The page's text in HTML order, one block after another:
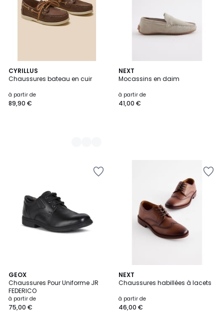
CYRILLUS
Chaussures bateau en cuir
à partir de
89,90 €
2
Couleurs
NEXT
Mocassins en daim
à partir de
41,00 €
GEOX
Chaussures Pour Uniforme JR
FEDERICO
à partir de
75,00 €
NEXT
Chaussures habillées à lacets
à partir de
46,00 €